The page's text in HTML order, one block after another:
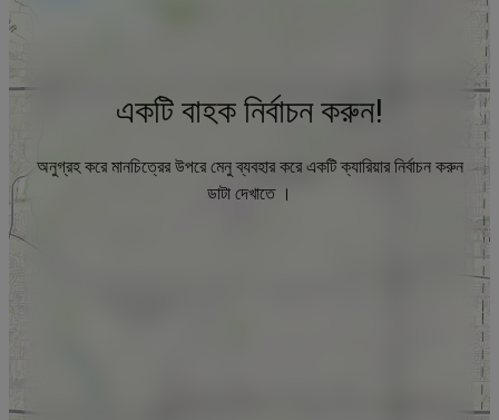
একটি বাহক নির্বাচন করুন!
অনুগ্রহ করে মানচিত্রের উপরে মেনু ব্যবহার করে একটি ক্যারিয়ার নির্বাচন করুন
ডাটা দেখাতে ।